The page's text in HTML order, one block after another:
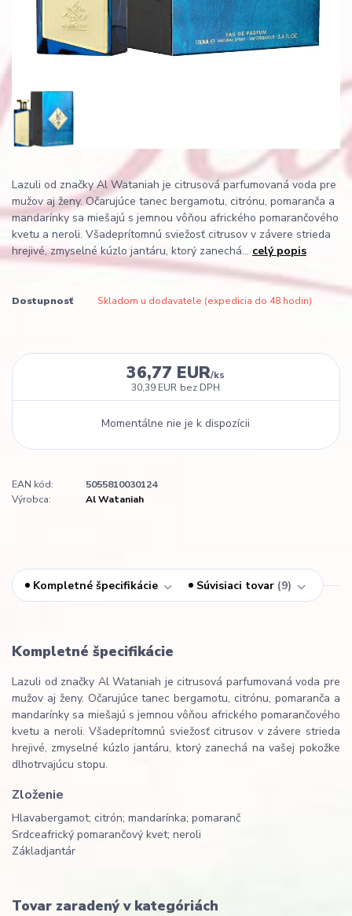
Lazuli od značky Al Wataniah je citrusová parfumovaná voda pre
mužov aj ženy. Očarujúce tanec bergamotu, citrónu, pomaranča a
mandarínky sa miešajú s jemnou vôňou afrického pomarančového
kvetu a neroli. Všadeprítomnú sviežosť citrusov v závere strieda
hrejivé, zmyselné kúzlo jantáru, ktorý zanechá... celý popis
Dostupnosť Skladom u dodavatele (expedicia do 48 hodin)
36,77 EUR/ks
30,39 EUR bez DPH
Momentálne nie je k dispozícii
EAN kód:
5055810030124
Výrobca:
Al Wataniah
Kompletné špecifikácie Súvisiaci tovar 9
Kompletné špecifikácie
Lazuli od značky Al Wataniah je citrusová parfumovaná voda pre
mužov aj ženy. Očarujúce tanec bergamotu, citrónu, pomaranča a
mandarínky sa miešajú s jemnou vôňou afrického pomarančového
kvetu a neroli. Všadeprítomnú sviežosť citrusov v závere strieda
hrejivé, zmyselné kúzlo jantáru, ktorý zanechá na vašej pokožke
dlhotrvajúcu stopu.
Zloženie
Hlavabergamot; citrón; mandarínka; pomaranč
Srdceafrický pomarančový kvet; neroli
Základjantár
Tovar zaradený v kategóriách